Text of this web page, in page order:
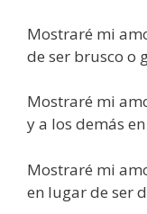
Mostraré mi
de ser brusco o
Mostraré mi
y a los demás
Mostraré mi
en lugar de ser